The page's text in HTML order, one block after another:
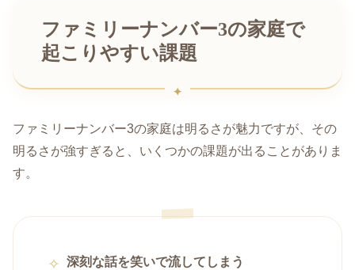
ファミリーナンバー3の家庭で
起こりやすい課題
ファミリーナンバー3の家庭は明るさが魅力ですが、その
明るさが強すぎると、いくつかの課題が出ることがありま
す。
深刻な話を笑いで流してしまう